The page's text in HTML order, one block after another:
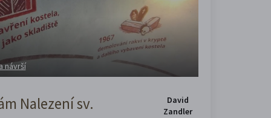
návrší
Nalezení sv.
David
Zandler